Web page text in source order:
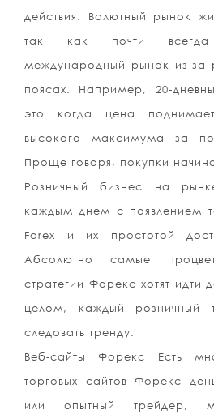
действия. Валютный рынок
так как почти всегда
международный рынок из-за
поясах. Например, 20-
это когда цена
высокого максимума за
Проще говоря, покупки
Розничный бизнес на
каждым днем ​​с появлением
Forex и их простотой
Абсолютно самые
стратегии Форекс хотят идти
целом, каждый розничный
следовать тренду.
Веб-сайты Форекс Есть
торговых сайтов Форекс
или опытный трейдер,